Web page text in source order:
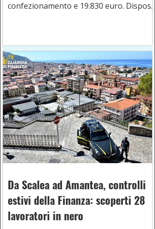
confezionamento e 19.830 euro. Disposti
Da Scalea ad Amantea, controlli
estivi della Finanza: scoperti 28
lavoratori in nero